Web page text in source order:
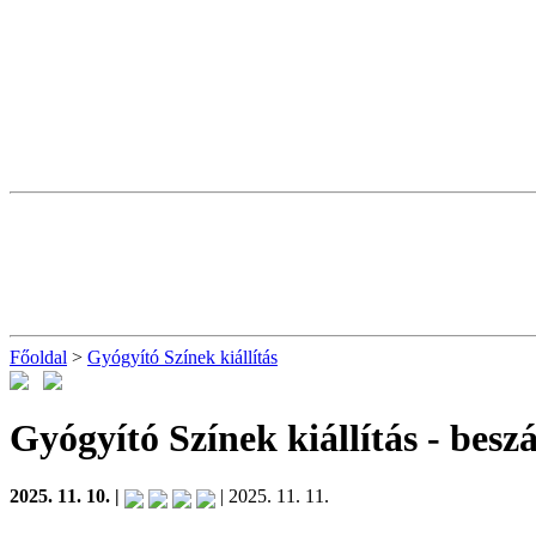
Főoldal > Gyógyító Színek kiállítás
Gyógyító Színek kiállítás -
2025. 11. 10. | | 2025. 11. 11.